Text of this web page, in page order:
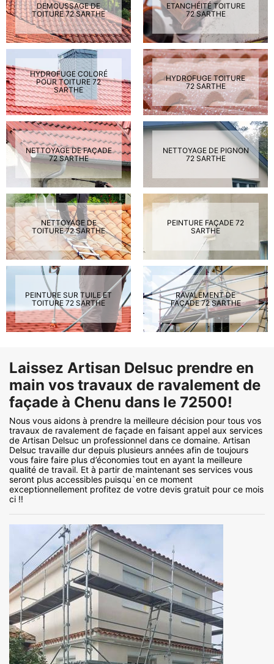
DEMOUSSAGE DE
TOITURE 72 SARTHE
ETANCHÉITÉ TOITURE
72 SARTHE
HYDROFUGE COLORÉ
POUR TOITURE 72
SARTHE
HYDROFUGE TOITURE
72 SARTHE
NETTOYAGE DE FAÇADE
72 SARTHE
NETTOYAGE DE PIGNON
72 SARTHE
NETTOYAGE DE
TOITURE 72 SARTHE
PEINTURE FAÇADE 72
SARTHE
PEINTURE SUR TUILE ET
TOITURE 72 SARTHE
RAVALEMENT DE
FAÇADE 72 SARTHE
Laissez Artisan Delsuc prendre en
main vos travaux de ravalement de
façade à Chenu dans le 72500!
Nous vous aidons à prendre la meilleure décision pour tous vos
travaux de ravalement de façade en faisant appel aux services
de Artisan Delsuc un professionnel dans ce domaine. Artisan
Delsuc travaille dur depuis plusieurs années afin de toujours
vous faire faire plus d’économies tout en ayant la meilleure
qualité de travail. Et à partir de maintenant ses services vous
seront plus accessibles puisqu`en ce moment
exceptionnellement profitez de votre devis gratuit pour ce mois
ci !!